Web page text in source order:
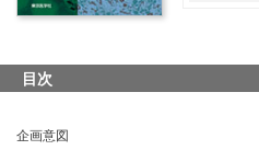
目次
企画意図